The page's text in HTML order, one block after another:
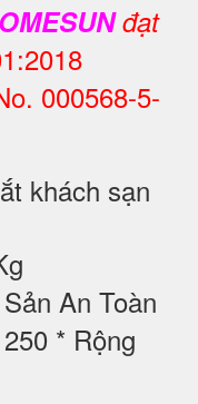
đạt
000568-5-
khách sạn
An Toàn
* Rộng